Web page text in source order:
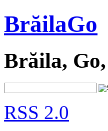
BrăilaGo
Brăila,
RSS 2.0